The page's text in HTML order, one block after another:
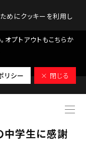
めにクッキーを利用し
オプトアウトもこちらか
リシー × 閉じる
死にそう
中学生に感謝